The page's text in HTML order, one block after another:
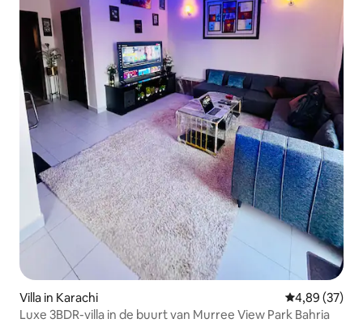
Villa in Karachi Gemiddelde
4,89 (37)
Luxe 3BDR-villa in de buurt van Murree View Park Bahria